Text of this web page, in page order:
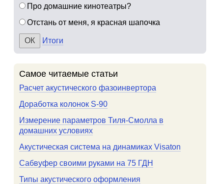
Про домашние кинотеатры?
Отстань от меня, я красная шапочка
Итоги
Самое читаемые статьи
Расчет акустического фазоинвертора
Доработка колонок S-90
Измерение параметров Тиля-Смолла в
домашних условиях
Акустическая система на динамиках Visaton
Сабвуфер своими руками на 75 ГДН
Типы акустического оформления